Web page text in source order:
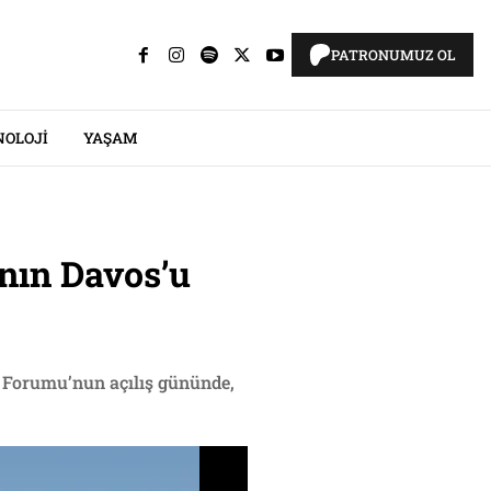
PATRONUMUZ OL
YAŞAM
Davos’u
açılış gününde,